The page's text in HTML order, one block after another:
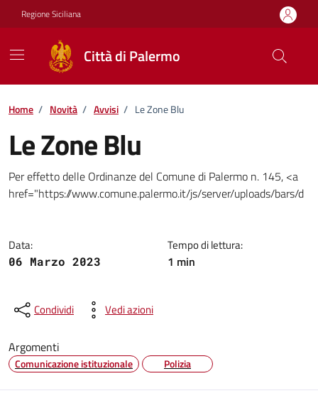
Vai ai contenuti
Vai al footer
Regione Siciliana
Città di Palermo
Home / Novità / Avvisi / Le Zone Blu
Le Zone Blu
Dettagli della notizia
Per effetto delle Ordinanze del Comune di Palermo n. 145, <a
href="https://www.comune.palermo.it/js/server/uploads/bars/d
Data:
06 Marzo 2023
Tempo di lettura:
1 min
Condividi Vedi azioni
Argomenti
Comunicazione istituzionale Polizia